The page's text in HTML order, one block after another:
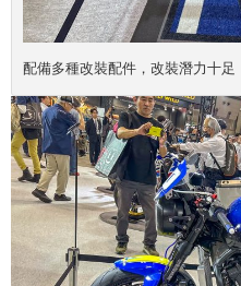
配備多種改裝配件，改裝潛力十足